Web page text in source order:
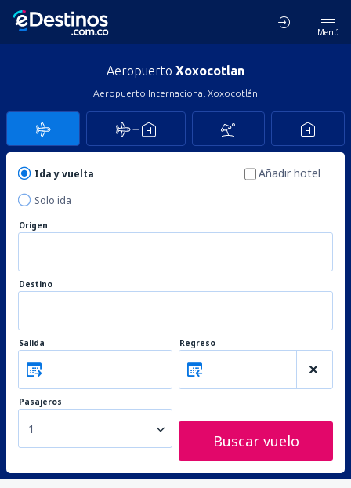
Menú
Aeropuerto Xoxocotlan
Aeropuerto Internacional Xoxocotlán
Ida y vuelta
Solo ida
Añadir hotel
Origen
Destino
Salida Regreso
Pasajeros
1
Buscar vuelo